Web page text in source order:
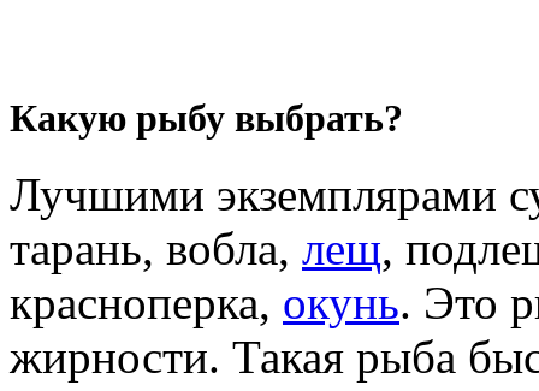
Какую рыбу выбрать?
Лучшими экземплярами
тарань, вобла, лещ,
красноперка, окунь. Это
жирности. Такая рыба